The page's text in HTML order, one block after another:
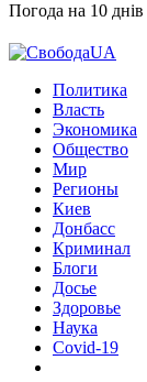
Погода на 10 днів
Политика
Власть
Экономика
Общество
Мир
Регионы
Киев
Донбасс
Криминал
Блоги
Досье
Здоровье
Наука
Covid-19